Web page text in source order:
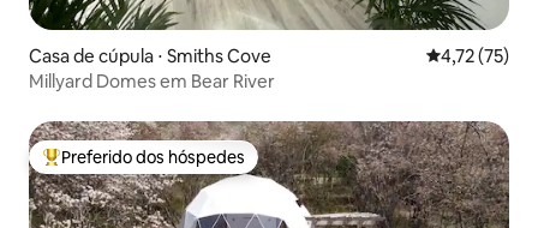
Casa de cúpula ⋅ Smiths Cove 4,72 de uma
4,72 (75)
Millyard Domes em Bear River
Entre os melhores preferidos dos hóspedes
Preferido dos hóspedes